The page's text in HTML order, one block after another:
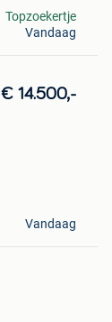
Topzoekertje
Vandaag
€ 14.500,-
Vandaag